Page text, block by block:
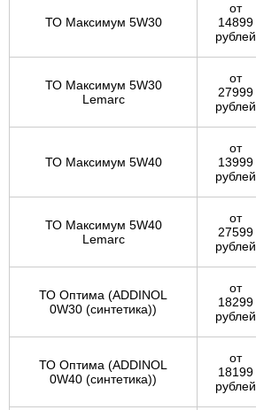
ТО Максимум 5W30
от
14899
рублей
ТО Максимум 5W30
Lemarc
от
27999
рублей
ТО Максимум 5W40
от
13999
рублей
ТО Максимум 5W40
Lemarc
от
27599
рублей
ТО Оптима (ADDINOL
0W30 (синтетика))
от
18299
рублей
ТО Оптима (ADDINOL
0W40 (синтетика))
от
18199
рублей